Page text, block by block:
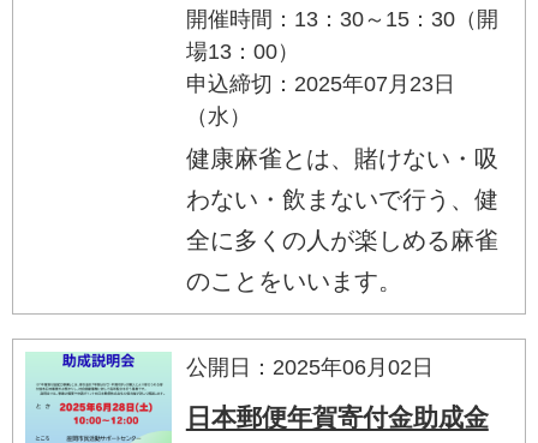
開催時間：13：30～15：30（開
場13：00）
申込締切：2025年07月23日
（水）
健康麻雀とは、賭けない・吸
わない・飲まないで行う、健
全に多くの人が楽しめる麻雀
のことをいいます。
公開日：2025年06月02日
日本郵便年賀寄付金助成金